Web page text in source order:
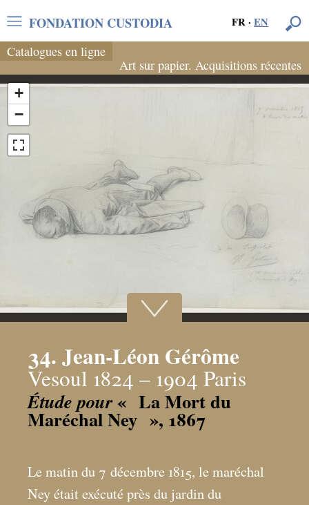
FR·EN
FONDATION CUSTODIA
Catalogues en ligne
Art sur papier. Acquisitions récentes
+
−
34. Jean-Léon Gérôme
Vesoul 1824 – 1904 Paris
Étude pour« La Mort du
Maréchal Ney », 1867
Le matin du 7 décembre 1815, le maréchal
Ney était exécuté près du jardin du